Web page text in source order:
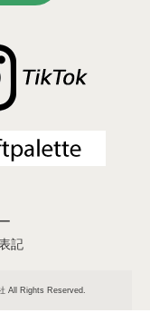
記
All Rights Reserved.